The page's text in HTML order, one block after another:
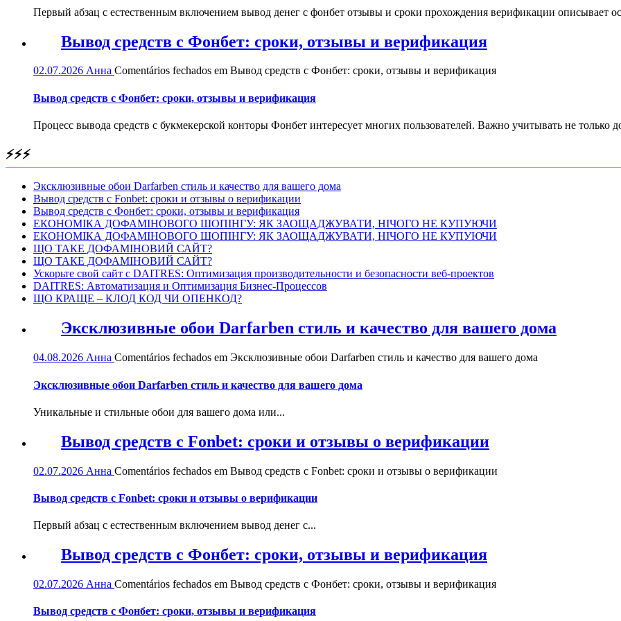
Первый абзац с естественным включением вывод денег с фонбет отзывы и сроки прохождения верификации описывает
Вывод средств с Фонбет: сроки, отзывы и верификация
02.07.2026 Анна Comentários fechados em Вывод средств с Фонбет: сроки, отзывы и верификация
Вывод средств с Фонбет: сроки, отзывы и верификация
Процесс вывода средств с букмекерской конторы Фонбет интересует многих пользователей. Важно учитывать не только
⚡⚡⚡
Эксклюзивные обои Darfarben стиль и качество для вашего дома
Вывод средств с Fonbet: сроки и отзывы о верификации
Вывод средств с Фонбет: сроки, отзывы и верификация
ЕКОНОМІКА ДОФАМІНОВОГО ШОПІНГУ: ЯК ЗАОЩАДЖУВАТИ, НІЧОГО НЕ КУПУЮЧИ
ЕКОНОМІКА ДОФАМІНОВОГО ШОПІНГУ: ЯК ЗАОЩАДЖУВАТИ, НІЧОГО НЕ КУПУЮЧИ
ЩО ТАКЕ ДОФАМІНОВИЙ САЙТ?
ЩО ТАКЕ ДОФАМІНОВИЙ САЙТ?
Ускорьте свой сайт с DAITRES: Оптимизация производительности и безопасности веб-проектов
DAITRES: Автоматизация и Оптимизация Бизнес-Процессов
ЩО КРАЩЕ – КЛОД КОД ЧИ ОПЕНКОД?
Эксклюзивные обои Darfarben стиль и качество для вашего дома
04.08.2026 Анна Comentários fechados em Эксклюзивные обои Darfarben стиль и качество для вашего дома
Эксклюзивные обои Darfarben стиль и качество для вашего дома
Уникальные и стильные обои для вашего дома или...
Вывод средств с Fonbet: сроки и отзывы о верификации
02.07.2026 Анна Comentários fechados em Вывод средств с Fonbet: сроки и отзывы о верификации
Вывод средств с Fonbet: сроки и отзывы о верификации
Первый абзац с естественным включением вывод денег с...
Вывод средств с Фонбет: сроки, отзывы и верификация
02.07.2026 Анна Comentários fechados em Вывод средств с Фонбет: сроки, отзывы и верификация
Вывод средств с Фонбет: сроки, отзывы и верификация